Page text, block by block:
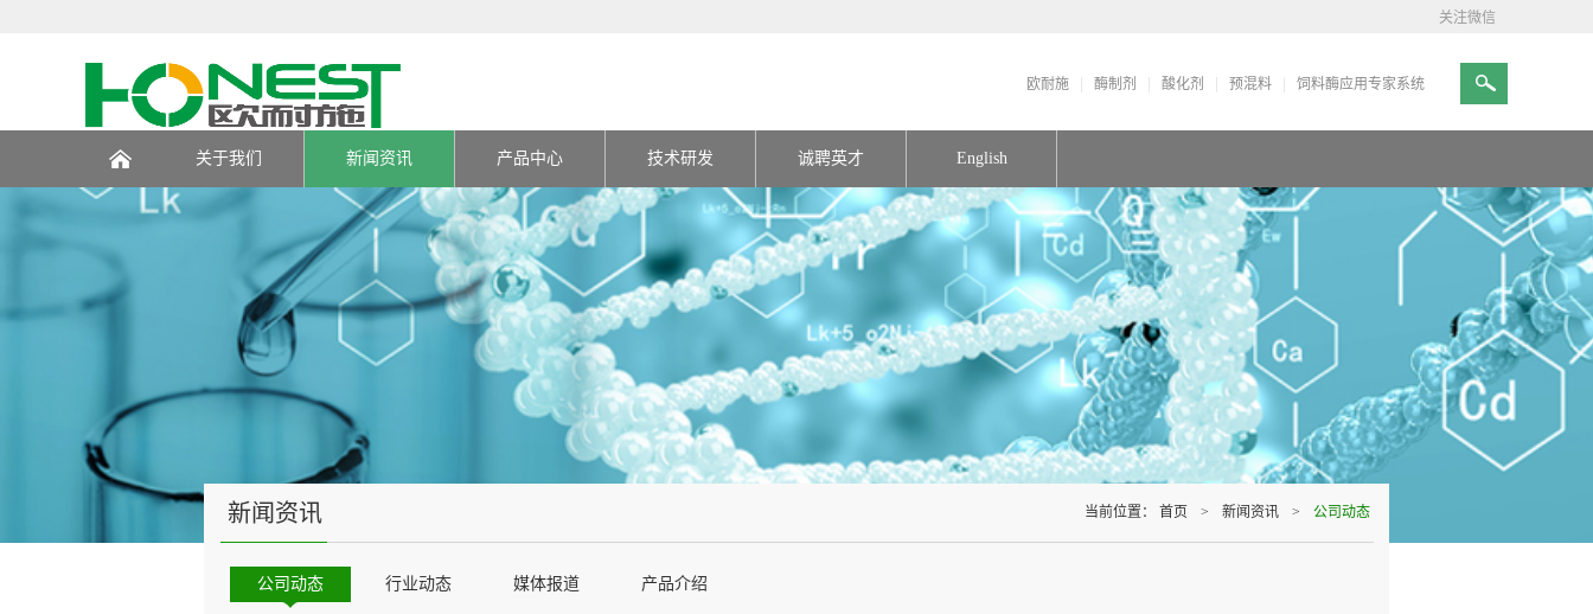
欧耐施 酶制剂 酸化剂 预混料 饲料酶应用专家系统
关注微信
页
关于我们 新闻资讯 产品中心 技术研发 诚聘英才 English
新闻资讯
公司动态 行业动态 媒体报道 产品介绍
当前位置： 首页 > 新闻资讯 > 公司动态